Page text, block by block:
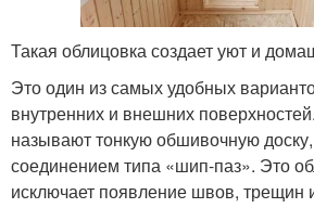
Такая облицовка создает уют и
Это один из самых удобных
внутренних и внешних
называют тонкую обшивочную
соединением типа «шип-паз». Это
исключает появление швов, трещин